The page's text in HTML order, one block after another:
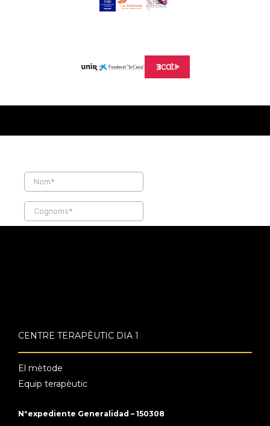
CENTRE TERAPÈUTIC DIA 1
El mètode
Equip terapèutic
Nºexpediente Generalidad – 150308